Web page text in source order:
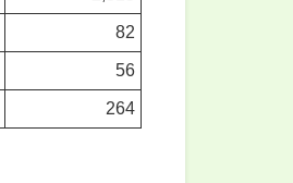
82
56
264